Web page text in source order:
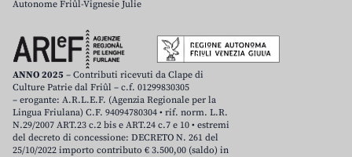
Autonome Friûl-Vignesie Julie
ANNO 2025 – Contributi ricevuti da Clape di
Culture Patrie dal Friûl – c.f. 01299830305
– erogante: A.R.L.E.F. (Agenzia Regionale per la
Lingua Friulana) C.F. 94094780304 • rif. norm. L.R.
N.29/2007 ART.23 c.2 bis e ART.24 c.7 e 10 • estremi
del decreto di concessione: DECRETO N. 261 del
25/10/2022 importo contributo € 3.500,00 (saldo) in